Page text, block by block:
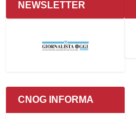
NEWSLETTER
CNOG INFORMA